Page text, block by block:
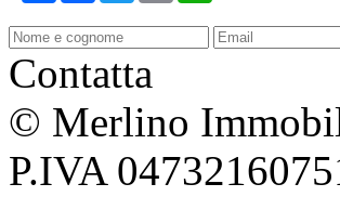
Contatta
© Merlino
P.IVA